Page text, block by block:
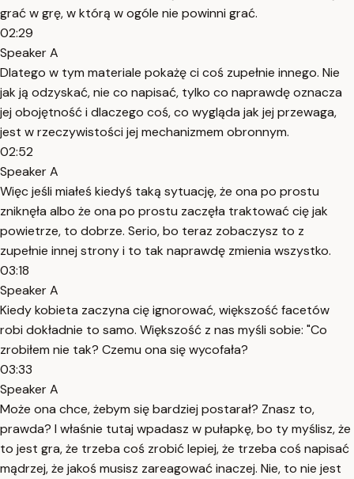
grać w grę, w którą w ogóle nie powinni grać.
02:29
Speaker A
Dlatego w tym materiale pokażę ci coś zupełnie innego. Nie
jak ją odzyskać, nie co napisać, tylko co naprawdę oznacza
jej obojętność i dlaczego coś, co wygląda jak jej przewaga,
jest w rzeczywistości jej mechanizmem obronnym.
02:52
Speaker A
Więc jeśli miałeś kiedyś taką sytuację, że ona po prostu
zniknęła albo że ona po prostu zaczęła traktować cię jak
powietrze, to dobrze. Serio, bo teraz zobaczysz to z
zupełnie innej strony i to tak naprawdę zmienia wszystko.
03:18
Speaker A
Kiedy kobieta zaczyna cię ignorować, większość facetów
robi dokładnie to samo. Większość z nas myśli sobie: "Co
zrobiłem nie tak? Czemu ona się wycofała?
03:33
Speaker A
Może ona chce, żebym się bardziej postarał? Znasz to,
prawda? I właśnie tutaj wpadasz w pułapkę, bo ty myślisz, że
to jest gra, że trzeba coś zrobić lepiej, że trzeba coś napisać
mądrzej, że jakoś musisz zareagować inaczej. Nie, to nie jest